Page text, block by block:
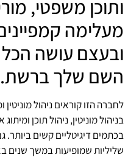
ותוכן משפטי,
מעלימה
ובעצם עושה
השם שלך ברשת.
לחברה הזו קוראים ניהול
בניהול מוניטין, ניהול תוכן
בכתמים דיגיטליים קשים
שליליות שמופיעות במשך שנים